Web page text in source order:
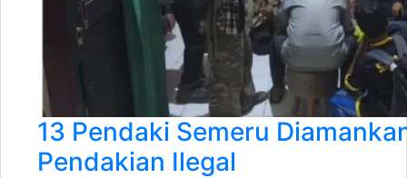
13 Pendaki Semeru
Pendakian Ilegal